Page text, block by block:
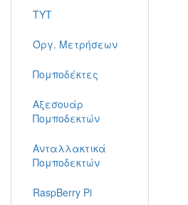
TYT
Όργ. Μετρήσεων
Πομποδέκτες
Αξεσουάρ
Πομποδεκτών
Ανταλλακτικά
Πομποδεκτών
RaspBerry Pi